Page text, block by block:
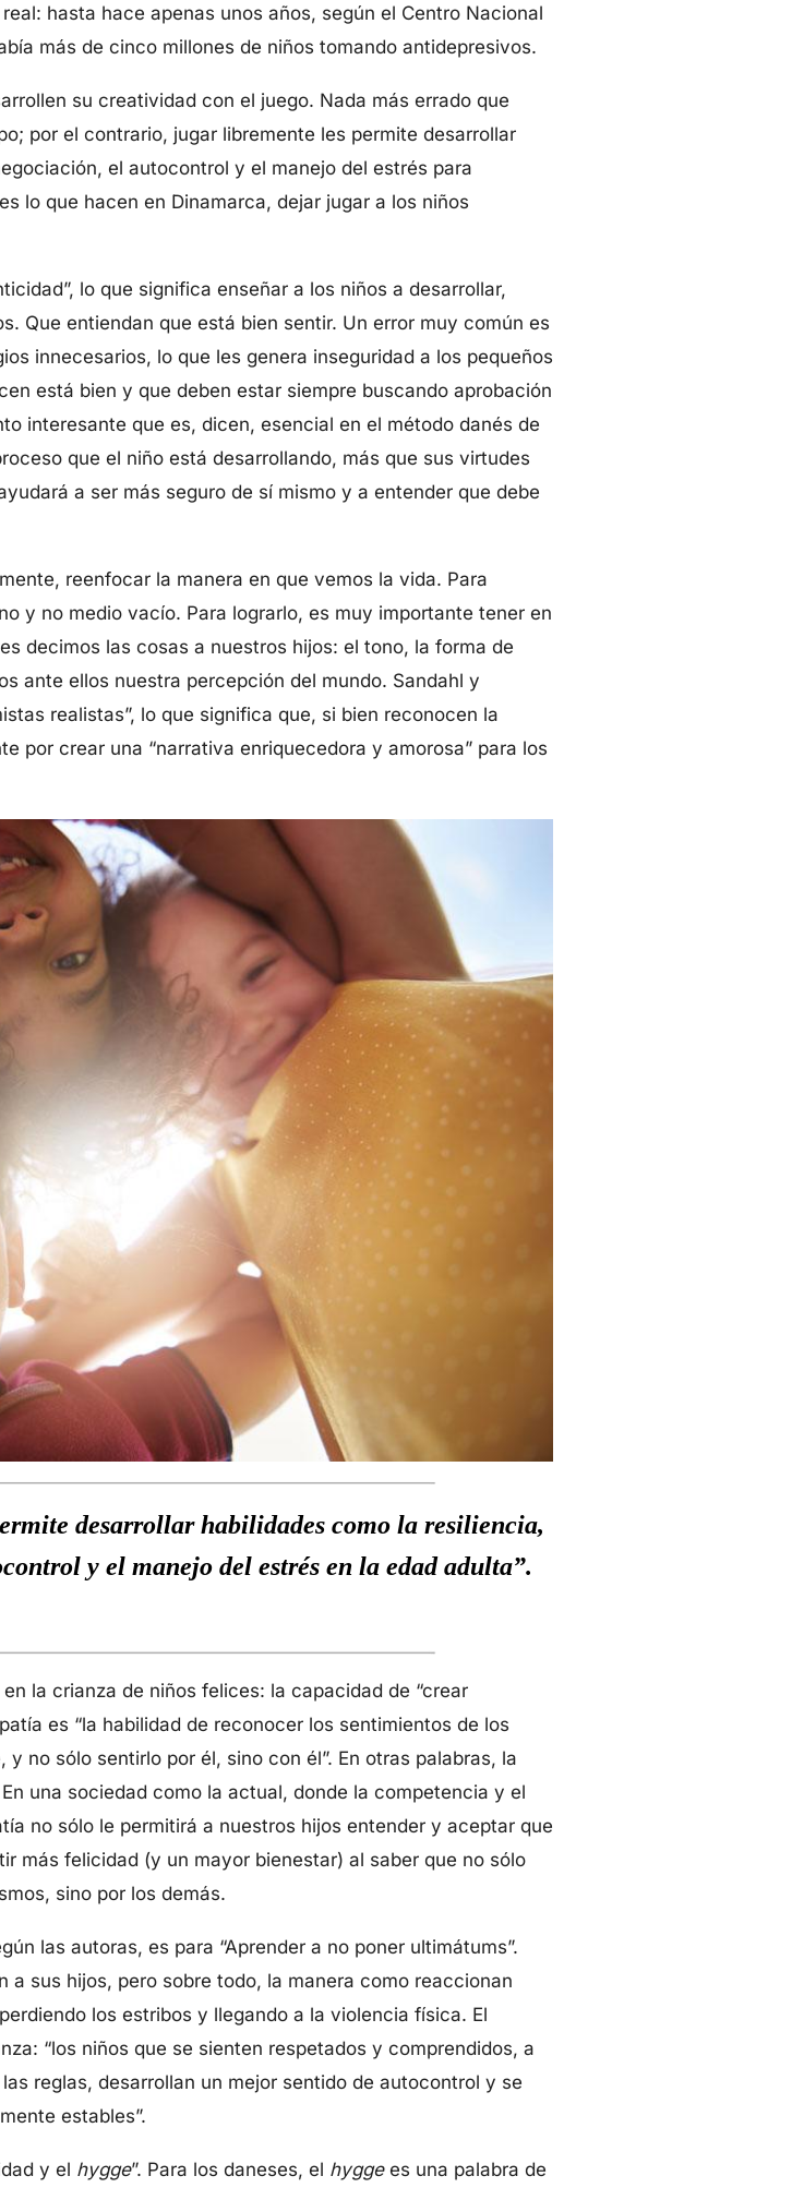
hasta hace apenas unos años, según el Centro Nacional
más de cinco millones de niños tomando antidepresivos.
su creatividad con el juego. Nada más errado que
por el contrario, jugar libremente les permite desarrollar
el autocontrol y el manejo del estrés para
lo que hacen en Dinamarca, dejar jugar a los niños
lo que significa enseñar a los niños a desarrollar,
Que entiendan que está bien sentir. Un error muy común es
innecesarios, lo que les genera inseguridad a los pequeños
está bien y que deben estar siempre buscando aprobación
interesante que es, dicen, esencial en el método danés de
que el niño está desarrollando, más que sus virtudes
a ser más seguro de sí mismo y a entender que debe
reenfocar la manera en que vemos la vida. Para
y no medio vacío. Para lograrlo, es muy importante tener en
decimos las cosas a nuestros hijos: el tono, la forma de
ante ellos nuestra percepción del mundo. Sandahl y
realistas”, lo que significa que, si bien reconocen la
por crear una “narrativa enriquecedora y amorosa” para los
desarrollar habilidades como la resiliencia,
y el manejo del estrés en la edad adulta”.
la crianza de niños felices: la capacidad de “crear
es “la habilidad de reconocer los sentimientos de los
no sólo sentirlo por él, sino con él”. En otras palabras, la
una sociedad como la actual, donde la competencia y el
no sólo le permitirá a nuestros hijos entender y aceptar que
más felicidad (y un mayor bienestar) al saber que no sólo
sino por los demás.
las autoras, es para “Aprender a no poner ultimátums”.
sus hijos, pero sobre todo, la manera como reaccionan
los estribos y llegando a la violencia física. El
“los niños que se sienten respetados y comprendidos, a
reglas, desarrollan un mejor sentido de autocontrol y se
estables”.
y el hygge”. Para los daneses, el hyggees una palabra de